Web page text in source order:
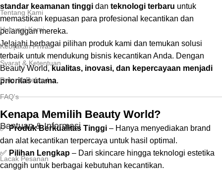
standar keamanan tinggi dan teknologi terbaru untuk
memastikan kepuasan para profesional kecantikan dan
pelanggan mereka.
Jelajahi berbagai pilihan produk kami dan temukan solusi
terbaik untuk mendukung bisnis kecantikan Anda. Dengan
Beauty World,kualitas, inovasi, dan kepercayaan menjadi
prioritas utama.
Kenapa Memilih Beauty World?
✅Produk Berkualitas Tinggi – Hanya menyediakan brand
dan alat kecantikan terpercaya untuk hasil optimal.
✅ Pilihan Lengkap – Dari skincare hingga teknologi estetika
canggih untuk berbagai kebutuhan kecantikan.
Tentang Kami
Hubungi Kami
Kebijakan Privasi
Syarat & Ketentuan
Retur & Refund
FAQ's
Bantuan & Informasi
Lacak Pesanan